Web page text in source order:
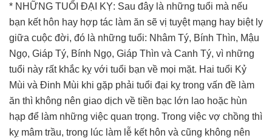
* NHỮNG TUỔI ĐẠI KỴ: Sau đây là những tuổi mà nếu
bạn kết hôn hay hợp tác làm ăn sẽ vị tuyệt mạng hay biệt ly
giữa cuộc đời, đó là những tuổi: Nhâm Tý, Bính Thìn, Mậu
Ngọ, Giáp Tý, Bính Ngọ, Giáp Thìn và Canh Tý, vì những
tuổi này rất khắc kỵ với tuổi bạn về mọi mặt. Hai tuổi Kỷ
Mùi và Đinh Mùi khi gặp phải tuổi đại kỵ trong vấn đề làm
ăn thì không nên giao dịch về tiền bạc lớn lao hoặc hùn
hạp để làm những việc quan trọng. Trong việc vợ chồng thì
kỵ mâm trầu, trong lúc làm lễ kết hôn và cũng không nên